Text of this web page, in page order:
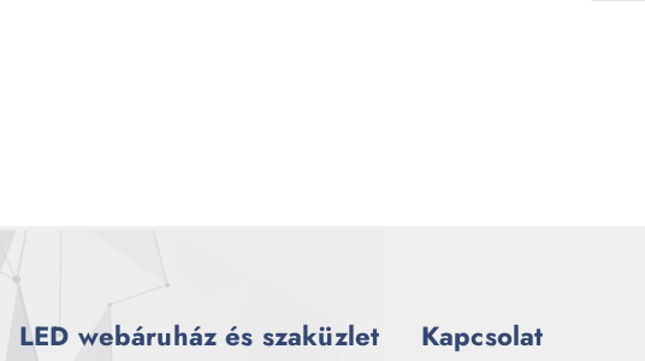
LED webáruház és szaküzlet Kapcsolat